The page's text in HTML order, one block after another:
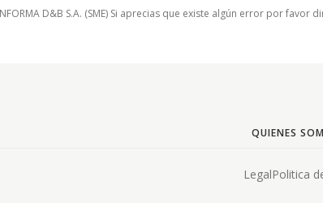
D&B S.A. (SME) Si aprecias que existe algún error por
QUIENES
LegalPolitica